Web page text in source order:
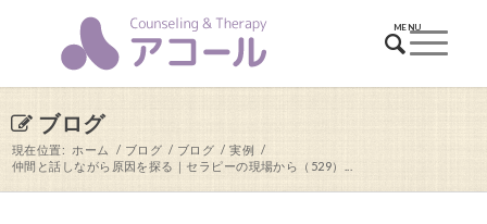
ブログ
現在位置: ホーム / ブログ / ブログ / 実例 /
仲間と話しながら原因を探る｜セラピーの現場から（529）...